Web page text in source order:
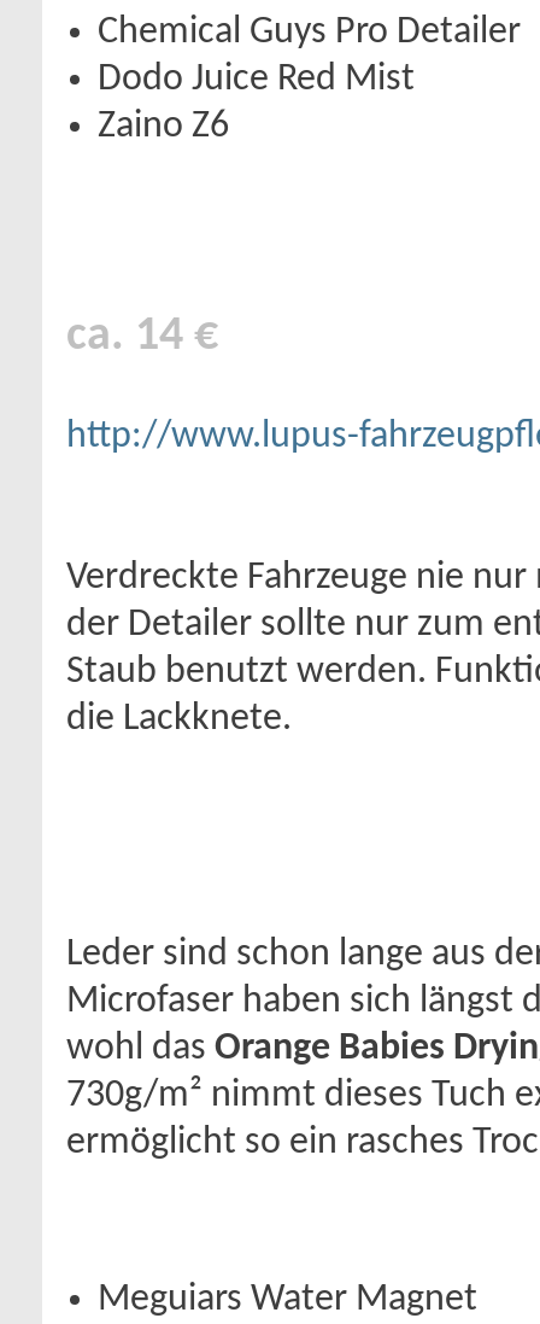
Chemical Guys Pro Detailer
Dodo Juice Red Mist
Zaino Z6
ca. 14 €
http://www.lupus-
Verdreckte Fahrzeuge nie
der Detailer sollte nur zum
Staub benutzt werden.
die Lackknete.
Leder sind schon lange aus
Microfaser haben sich längst
wohl das Orange Babies
730g/m² nimmt dieses Tuch
ermöglicht so ein rasches
Meguiars Water Magnet